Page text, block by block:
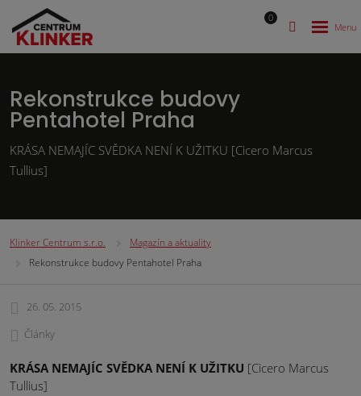
0
Rekonstrukce budovy
Pentahotel Praha
KRÁSA NEMAJÍC SVĚDKA NENÍ K UŽITKU [Cicero Marcus
Tullius]
Klinker Centrum s.r.o.
Magazín a aktuality
Rekonstrukce budovy Pentahotel Praha
26. 05. 2015
Články
KRÁSA NEMAJÍC SVĚDKA NENÍ K UŽITKU [Cicero Marcus
Tullius]